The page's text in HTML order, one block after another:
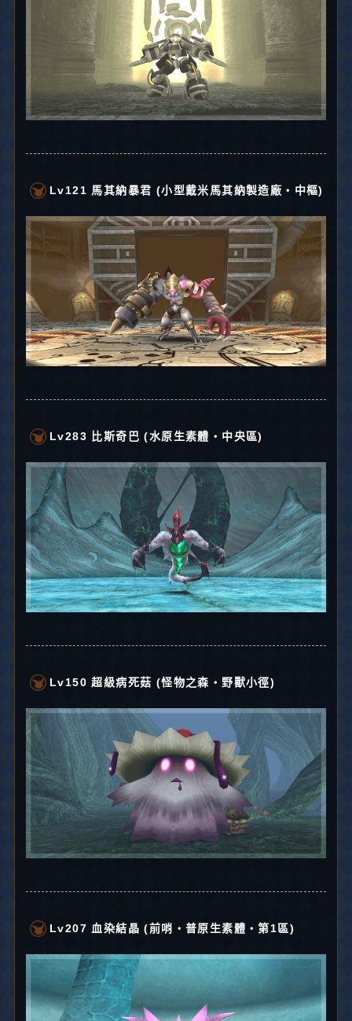
Lv121 馬其納暴君 (小型戴米馬其納製造廠・中樞)
Lv283 比斯奇巴 (水原生素體・中央區)
Lv150 超級病死菇 (怪物之森・野獸小徑)
Lv207 血染結晶 (前哨・普原生素體・第1區)